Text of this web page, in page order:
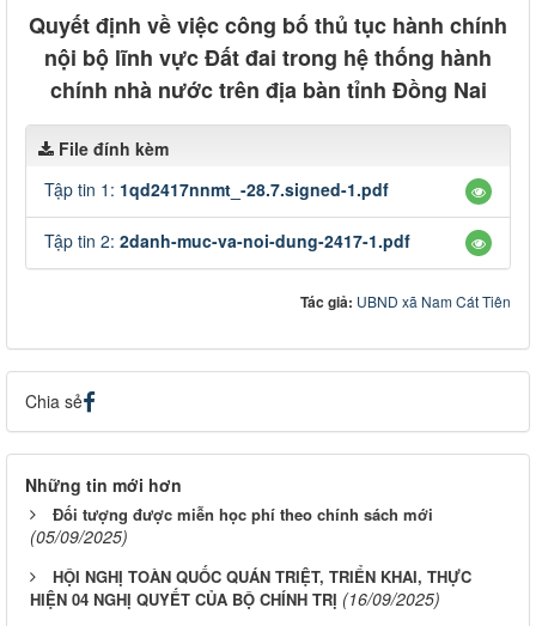
Quyết định về việc công bố thủ tục hành chính
nội bộ lĩnh vực Đất đai trong hệ thống hành
chính nhà nước trên địa bàn tỉnh Đồng Nai
File đính kèm
Tập tin 1: 1qd2417nnmt_-28.7.signed-1.pdf
Tập tin 2: 2danh-muc-va-noi-dung-2417-1.pdf
Tác giả: UBND xã Nam Cát Tiên
Chia sẻ
Những tin mới hơn
Đối tượng được miễn học phí theo chính sách mới
(05/09/2025)
HỘI NGHỊ TOÀN QUỐC QUÁN TRIỆT, TRIỂN KHAI, THỰC
HIỆN 04 NGHỊ QUYẾT CỦA BỘ CHÍNH TRỊ (16/09/2025)